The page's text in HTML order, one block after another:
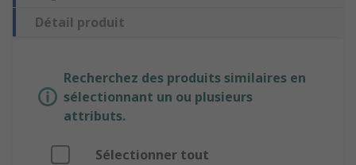
Détail produit
Recherchez des produits similaires en
sélectionnant un ou plusieurs
attributs.
Sélectionner tout